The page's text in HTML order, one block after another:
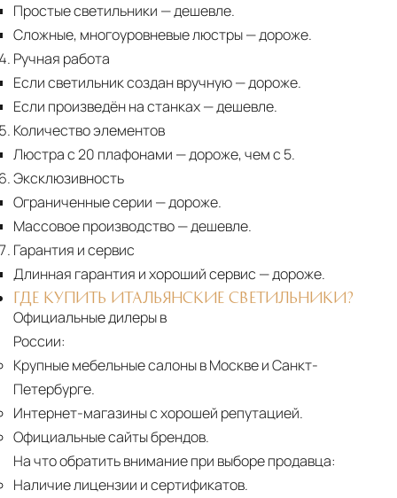
Простые светильники — дешевле.
Сложные, многоуровневые люстры— дороже.
Ручная работа
Если светильник создан вручную— дороже.
Если произведён на станках— дешевле.
Количество элементов
Люстра с 20 плафонами — дороже, чем с 5.
Эксклюзивность
Ограниченные серии — дороже.
Массовое производство— дешевле.
Гарантия и сервис
Длинная гарантия и хороший сервис — дороже.
ГДЕ КУПИТЬ ИТАЛЬЯНСКИЕ СВЕТИЛЬНИКИ?
Официальные дилеры в
России:
Крупные мебельные салоны в Москве и Санкт-
Петербурге.
Интернет-магазины с хорошей репутацией.
Официальные сайты брендов.
На что обратить внимание при выборе продавца:
Наличие лицензии и сертификатов.